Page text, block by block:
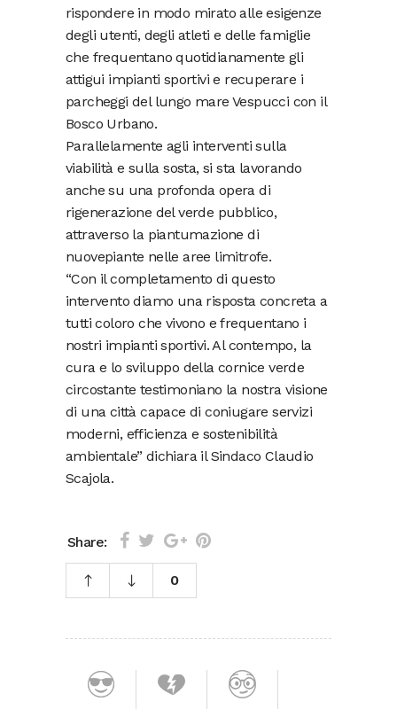
rispondere in modo mirato alle esigenze
degli utenti, degli atleti e delle famiglie
che frequentano quotidianamente gli
attigui impianti sportivi e recuperare i
parcheggi del lungo mare Vespucci con il
Bosco Urbano.
Parallelamente agli interventi sulla
viabilità e sulla sosta, si sta lavorando
anche su una profonda opera di
rigenerazione del verde pubblico,
attraverso la piantumazione di
nuovepiante nelle aree limitrofe.
“Con il completamento di questo
intervento diamo una risposta concreta a
tutti coloro che vivono e frequentano i
nostri impianti sportivi. Al contempo, la
cura e lo sviluppo della cornice verde
circostante testimoniano la nostra visione
di una città capace di coniugare servizi
moderni, efficienza e sostenibilità
ambientale” dichiara il Sindaco Claudio
Scajola.
Share:
0